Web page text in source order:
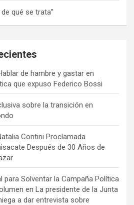
qué se trata”
de hambre y gastar en
que expuso Federico Bossi
sobre la transición en
Contini Proclamada
Después de 30 Años de
para Solventar la Campaña Política
en La presidente de la Junta
a dar entrevista sobre